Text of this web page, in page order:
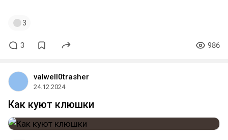
3
3 986
valwell0trasher
24.12.2024
Как куют клюшки